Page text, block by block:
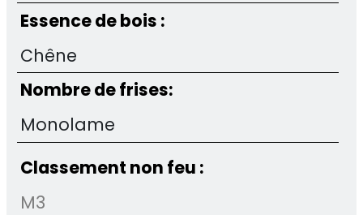
Essence de bois :
Chêne
Nombre de frises:
Monolame
Classement non feu :
M3